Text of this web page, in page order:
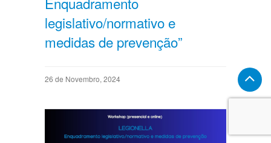
legislativo/normativo e
medidas de prevenção”
26 de Novembro, 2024